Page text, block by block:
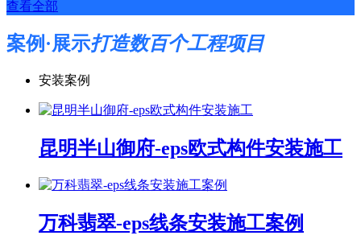
查看全部
案例·展示打造数百个工程项目
安装案例
昆明半山御府-eps欧式构件安装施工
万科翡翠-eps线条安装施工案例